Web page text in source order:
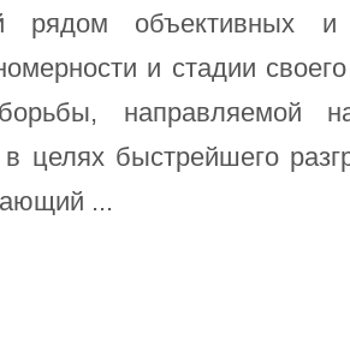
рядом объективных и
и стадии
направляемой
целях быстрейшего
...